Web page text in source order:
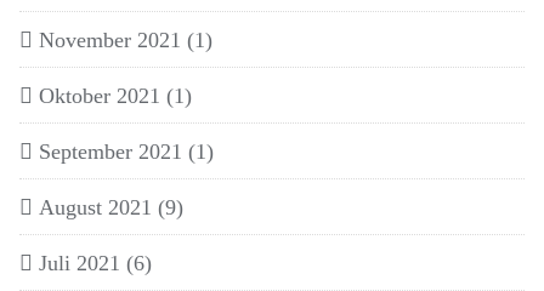
November 2021 (1)
Oktober 2021 (1)
September 2021 (1)
August 2021 (9)
Juli 2021 (6)